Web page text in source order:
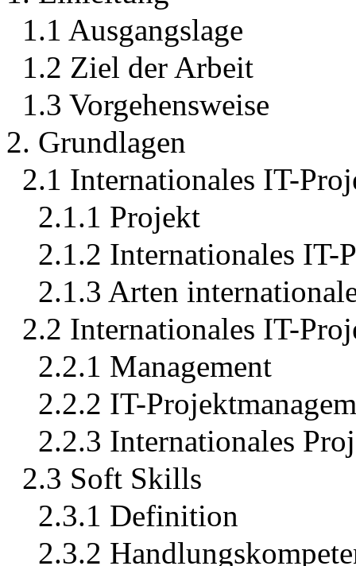
1.1 Ausgangslage
1.2 Ziel der Arbeit
1.3 Vorgehensweise
2. Grundlagen
2.1 Internationales IT-
2.1.1 Projekt
2.1.2 Internationales IT-
2.1.3 Arten
2.2 Internationales IT-
2.2.1 Management
2.2.2 IT-
2.2.3 Internationales
2.3 Soft Skills
2.3.1 Definition
2.3.2